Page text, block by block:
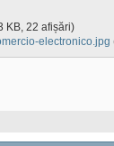
KB, 22 afișări)
electronico.jpg